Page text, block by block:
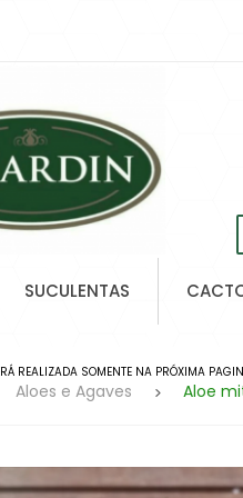
SUCULENTAS
REALIZADA SOMENTE NA PRÓXIMA
Aloes e Agaves Aloe